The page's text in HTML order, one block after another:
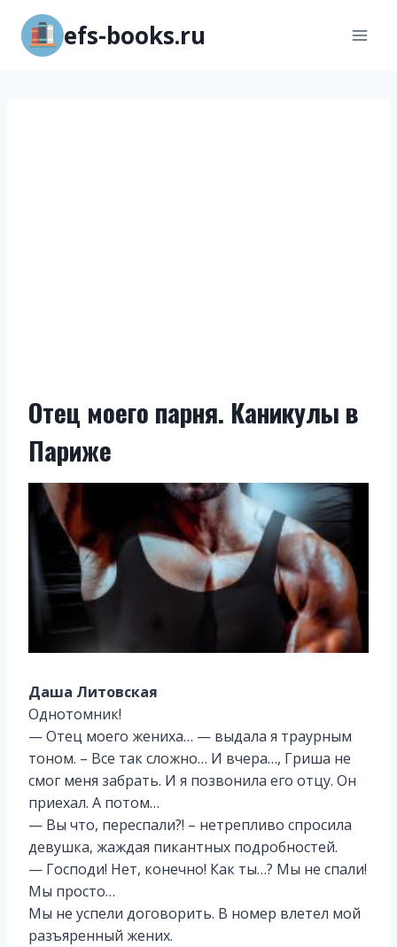
Перейти
содержимому
efs-books.ru
Отец моего парня. Каникулы в
Париже
Даша Литовская
Однотомник!
— Отец моего жениха… — выдала я траурным
тоном. – Все так сложно… И вчера…, Гриша не
смог меня забрать. И я позвонила его отцу. Он
приехал. А потом…
— Вы что, переспали?! – нетрепливо спросила
девушка, жаждая пикантных подробностей.
— Господи! Нет, конечно! Как ты…? Мы не спали!
Мы просто…
Мы не успели договорить. В номер влетел мой
разъяренный жених.